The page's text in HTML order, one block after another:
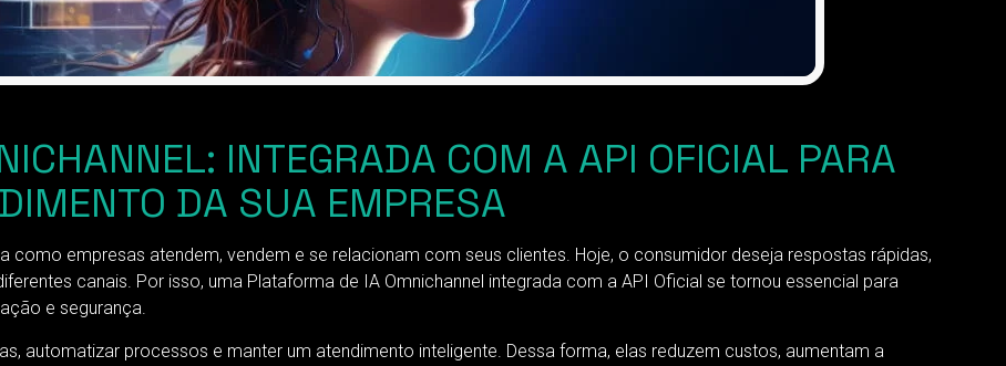
INTEGRADA COM A API OFICIAL PARA
DA SUA EMPRESA
empresas atendem, vendem e se relacionam com seus clientes. Hoje, o consumidor deseja respostas rápidas,
canais. Por isso, uma Plataforma de IA Omnichannel integrada com a API Oficial se tornou essencial para
e segurança.
automatizar processos e manter um atendimento inteligente. Dessa forma, elas reduzem custos, aumentam a